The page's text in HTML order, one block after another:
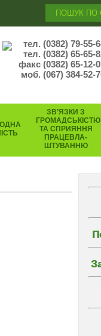
тел. (0382) 79-55-
тел. (0382) 65-65-
факс (0382) 65-12-
моб. (067) 384-52-
ЗВ’ЯЗКИ З
ГРОМАДСЬКІСТЮ
ТА СПРИЯННЯ
ПРАЦЕВЛА-
ШТУВАННЮ